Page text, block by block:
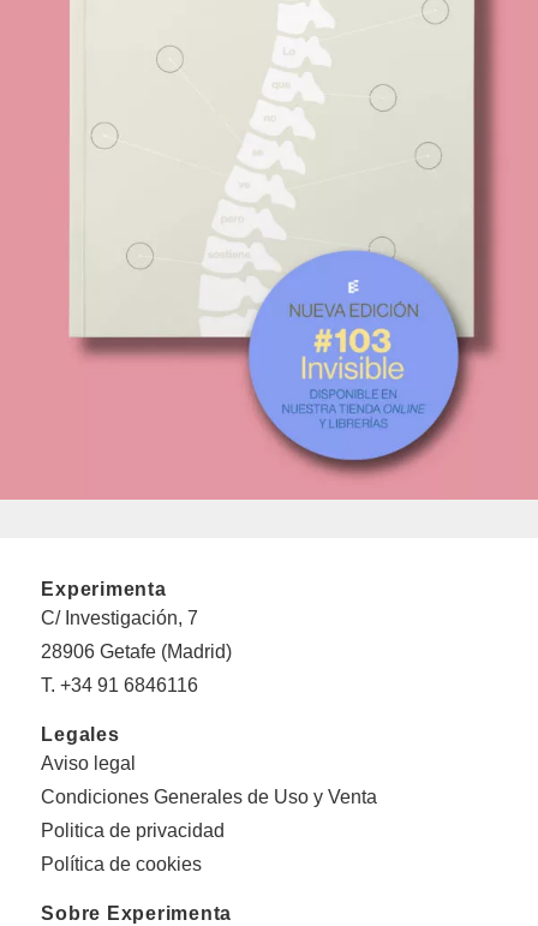
Experimenta
C/ Investigación, 7
28906 Getafe (Madrid)
T. +34 91 6846116
Legales
Aviso legal
Condiciones Generales de Uso y Venta
Politica de privacidad
Política de cookies
Sobre Experimenta